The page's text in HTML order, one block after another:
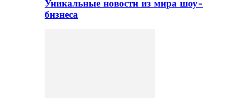
Уникальные новости из мира шоу-
бизнеса